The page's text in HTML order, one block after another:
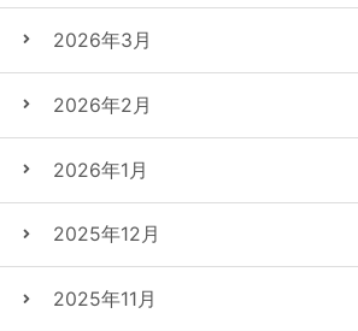
2026年3月
2026年2月
2026年1月
2025年12月
2025年11月